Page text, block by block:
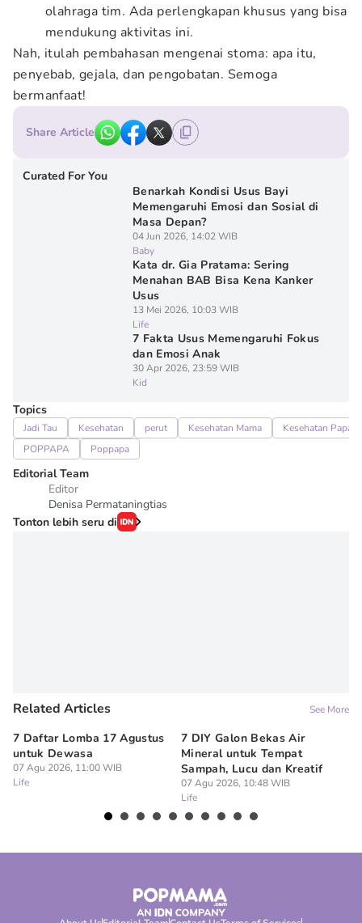
olahraga tim. Ada perlengkapan khusus yang bisa
mendukung aktivitas ini.
Nah, itulah pembahasan mengenai stoma: apa itu,
penyebab, gejala, dan pengobatan. Semoga
bermanfaat!
Share Article
Curated For You
Benarkah Kondisi Usus Bayi
Memengaruhi Emosi dan Sosial di
Masa Depan?
04 Jun 2026, 14:02 WIB
Baby
Kata dr. Gia Pratama: Sering
Menahan BAB Bisa Kena Kanker
Usus
13 Mei 2026, 10:03 WIB
Life
7 Fakta Usus Memengaruhi Fokus
dan Emosi Anak
30 Apr 2026, 23:59 WIB
Kid
Topics
Jadi Tau Kesehatan perut Kesehatan Mama
Kesehatan Papa
POPPAPA
Poppapa
Editorial Team
Editor
Denisa Permataningtias
Tonton lebih seru di
Related Articles See More
7 Daftar Lomba 17 Agustus
untuk Dewasa
07 Agu 2026, 11:00 WIB
Life
7 DIY Galon Bekas Air
Mineral untuk Tempat
Sampah, Lucu dan Kreatif
07 Agu 2026, 10:48 WIB
Life